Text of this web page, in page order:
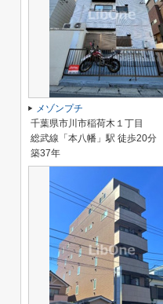
メゾンプチ
千葉県市川市稲荷木１丁目
総武線「本八幡」駅 徒歩20分
築37年